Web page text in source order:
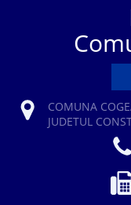
COMUNA
JUDETUL